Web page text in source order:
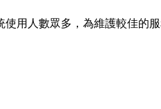
用人數眾多，為維護較佳的